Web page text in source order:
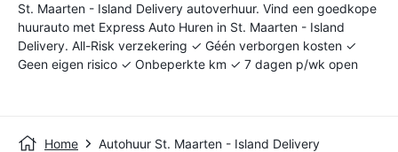
St. Maarten - Island Delivery autoverhuur. Vind een goedkope
huurauto met Express Auto Huren in St. Maarten - Island
Delivery. All-Risk verzekering ✓ Géén verborgen kosten ✓
Geen eigen risico ✓ Onbeperkte km ✓ 7 dagen p/wk open
Home Autohuur St. Maarten - Island Delivery